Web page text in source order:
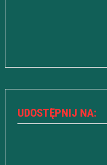
UDOSTĘPNIJ NA: